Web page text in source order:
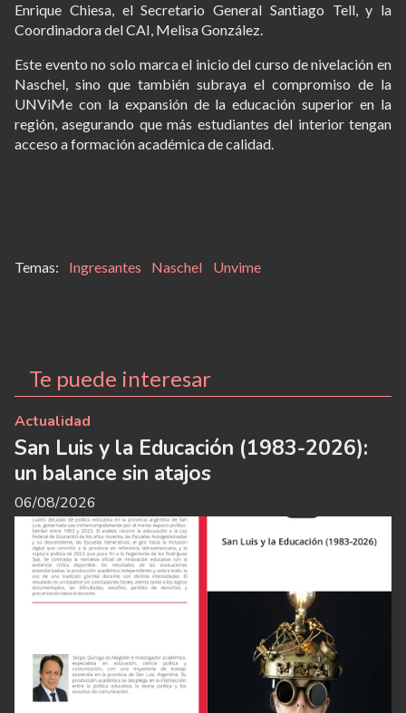
Enrique Chiesa, el Secretario General Santiago Tell, y la
Coordinadora del CAI, Melisa González.
Este evento no solo marca el inicio del curso de nivelación en
Naschel, sino que también subraya el compromiso de la
UNViMe con la expansión de la educación superior en la
región, asegurando que más estudiantes del interior tengan
acceso a formación académica de calidad.
Ingresantes Naschel Unvime
Te puede interesar
San Luis y la Educación (1983-2026):
un balance sin atajos
Actualidad
06/08/2026